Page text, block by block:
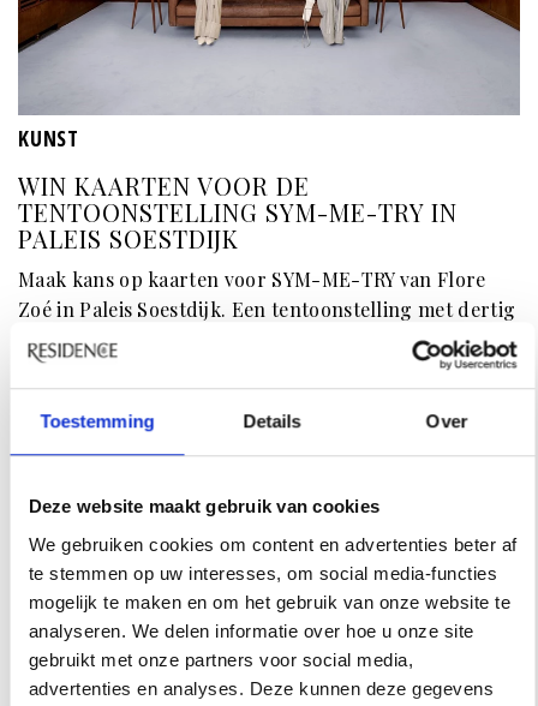
Toestemming Details Over
Deze website maakt gebruik van cookies
We gebruiken cookies om content en advertenties beter af
te stemmen op uw interesses, om social media-functies
mogelijk te maken en om het gebruik van onze website te
analyseren. We delen informatie over hoe u onze site
gebruikt met onze partners voor social media,
advertenties en analyses. Deze kunnen deze gegevens
KUNST
WIN KAARTEN VOOR DE
TENTOONSTELLING SYM-ME-TRY IN
PALEIS SOESTDIJK
Maak kans op kaarten voor SYM-ME-TRY van Flore
Zoé in Paleis Soestdijk. Een tentoonstelling met dertig
jaar fotografie rond macht, identiteit en menselijke
verhoudingen.